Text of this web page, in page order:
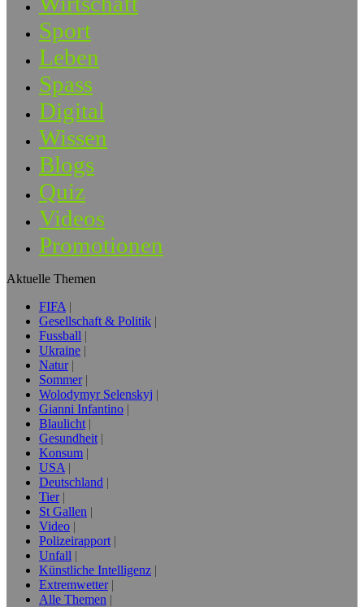
Sport
Leben
Spass
Digital
Wissen
Blogs
Quiz
Videos
Promotionen
Aktuelle Themen
FIFA
Gesellschaft & Politik
Fussball
Ukraine
Natur
Sommer
Wolodymyr Selenskyj
Gianni Infantino
Blaulicht
Gesundheit
Konsum
USA
Deutschland
Tier
St Gallen
Video
Polizeirapport
Unfall
Künstliche Intelligenz
Extremwetter
Alle Themen